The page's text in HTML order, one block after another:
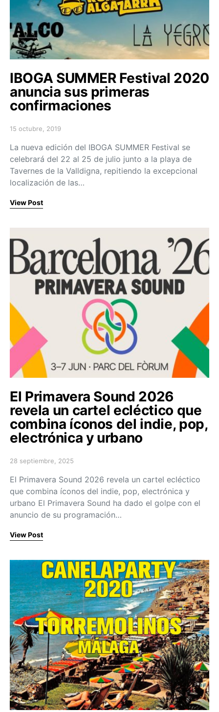
IBOGA SUMMER Festival 2020
anuncia sus primeras
confirmaciones
Posted on
15 octubre, 2019
La nueva edición del IBOGA SUMMER Festival se
celebrará del 22 al 25 de julio junto a la playa de
Tavernes de la Valldigna, repitiendo la excepcional
localización de las…
View Post
El Primavera Sound 2026
revela un cartel ecléctico que
combina íconos del indie, pop,
electrónica y urbano
Posted on
28 septiembre, 2025
El Primavera Sound 2026 revela un cartel ecléctico
que combina íconos del indie, pop, electrónica y
urbano El Primavera Sound ha dado el golpe con el
anuncio de su programación…
View Post